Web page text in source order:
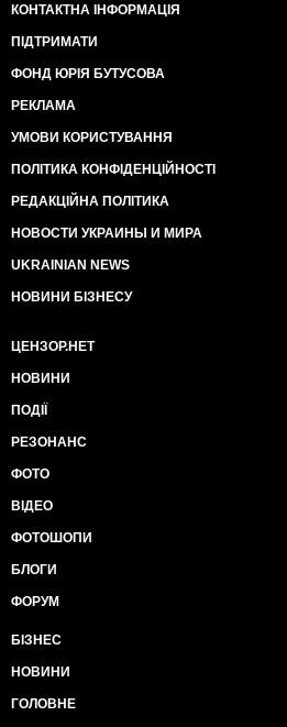
КОНТАКТНА ІНФОРМАЦІЯ
ПІДТРИМАТИ
ФОНД ЮРІЯ БУТУСОВА
РЕКЛАМА
УМОВИ КОРИСТУВАННЯ
ПОЛІТИКА КОНФІДЕНЦІЙНОСТІ
РЕДАКЦІЙНА ПОЛІТИКА
НОВОСТИ УКРАИНЫ И МИРА
UKRAINIAN NEWS
НОВИНИ БІЗНЕСУ
ЦЕНЗОР.НЕТ
НОВИНИ
ПОДІЇ
РЕЗОНАНС
ФОТО
ВІДЕО
ФОТОШОПИ
БЛОГИ
ФОРУМ
БІЗНЕС
НОВИНИ
ГОЛОВНЕ